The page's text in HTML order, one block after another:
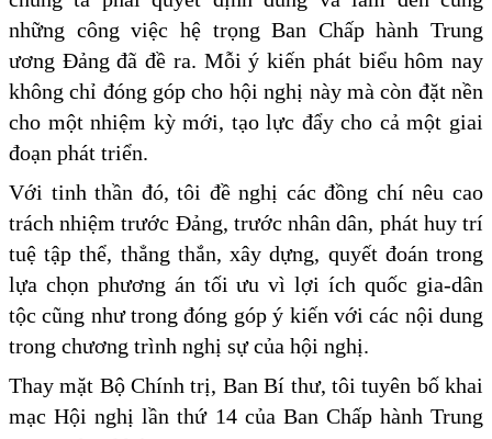
những công việc hệ trọng Ban Chấp hành Trung
ương Đảng đã đề ra. Mỗi ý kiến phát biểu hôm nay
không chỉ đóng góp cho hội nghị này mà còn đặt nền
cho một nhiệm kỳ mới, tạo lực đẩy cho cả một giai
đoạn phát triển.
Với tinh thần đó, tôi đề nghị các đồng chí nêu cao
trách nhiệm trước Đảng, trước nhân dân, phát huy trí
tuệ tập thể, thẳng thắn, xây dựng, quyết đoán trong
lựa chọn phương án tối ưu vì lợi ích quốc gia-dân
tộc cũng như trong đóng góp ý kiến với các nội dung
trong chương trình nghị sự của hội nghị.
Thay mặt Bộ Chính trị, Ban Bí thư, tôi tuyên bố khai
mạc Hội nghị lần thứ 14 của Ban Chấp hành Trung